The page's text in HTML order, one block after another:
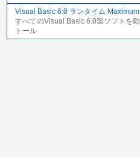
Visual Basic 6.0 ランタイム
すべてのVisual Basic 6.0製ソフトを
トール